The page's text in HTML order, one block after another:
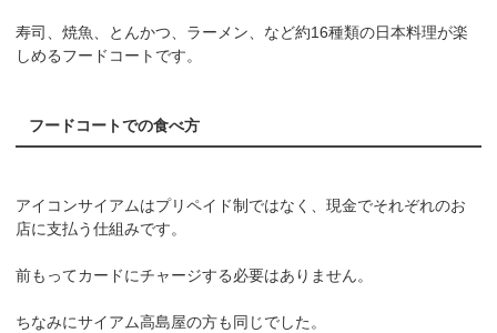
寿司、焼魚、とんかつ、ラーメン、など約16種類の日本料理が楽
しめるフードコートです。
フードコートでの食べ方
アイコンサイアムはプリペイド制ではなく、現金でそれぞれのお
店に支払う仕組みです。
前もってカードにチャージする必要はありません。
ちなみにサイアム高島屋の方も同じでした。